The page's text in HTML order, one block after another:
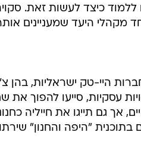
כיצד לעשות זאת.
היי-טק ישראליות, בהן
עסקיות, סייעו להפוך את
אך גם תייגו את חייליה
"היפה והחנון"